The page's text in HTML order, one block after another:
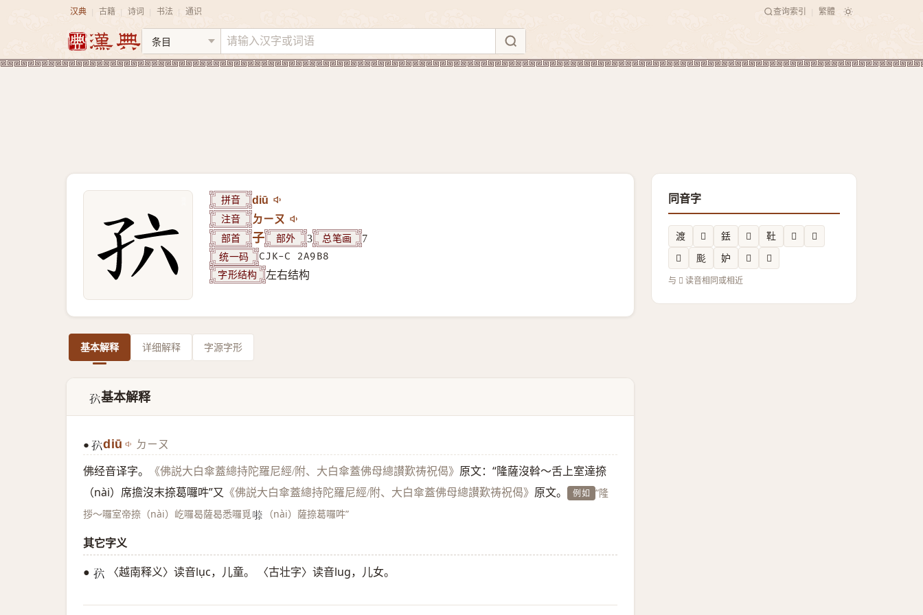
汉典 古籍 诗词 书法 通识 查询索引 繁體
拼音 diū
注音 ㄉㄧㄡ
部首 子 部外 3 总笔画 7
统一码 CJK-C 2A9B8
字形结构 左右结构
基本解释 详细解释 字源字形
𪦸基本解释
● 𪦸 diū ㄉㄧㄡ
佛经音译字。 《佛説大白傘蓋總持陀羅尼經/附、大白傘蓋佛母總讃歎祷祝偈》 原文：“隆薩沒斡～舌上室達捺
（nài）席擔沒末捺葛囉吽”又 《佛説大白傘蓋總持陀羅尼經/附、大白傘蓋佛母總讃歎祷祝偈》 原文。 例如 “隆
拶～囉室帝捺（nài）屹囉曷薩曷悉囉覓𭊁 （nài）薩捺葛囉吽”
其它字义
● 𪦸 〈越南释义〉读音lục，儿童。 〈古壮字〉读音lug，儿女。
同音字
渡 𧑠 銩 𤵊 靯 𫆖
𩩮
𦴵
颩 妒 𫟮 𢒝
与 𪦸 读音相同或相近